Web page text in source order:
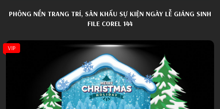
PHÔNG NỀN TRANG TRÍ, SÂN KHẤU SỰ KIỆN NGÀY LỄ GIÁNG SINH
FILE COREL 144
VIP